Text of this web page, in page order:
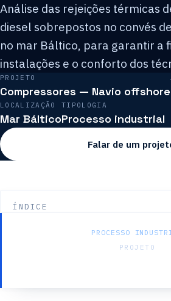
Análise das rejeições térmicas
diesel sobrepostos no convés
no mar Báltico, para garantir a
instalações e o conforto dos
PROJETO
Compressores — Navio offshore
LOCALIZAÇÃO
Mar Báltico
TIPOLOGIA
Processo industrial
Falar de um
PROCESSO
PROJETO
ÍNDICE